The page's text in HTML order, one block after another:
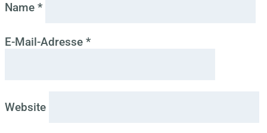
Name *
E-Mail-Adresse *
Website